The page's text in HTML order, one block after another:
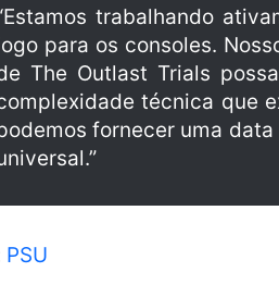
trabalhando
para os consoles.
The Outlast Trials
técnica que
fornecer uma
PSU